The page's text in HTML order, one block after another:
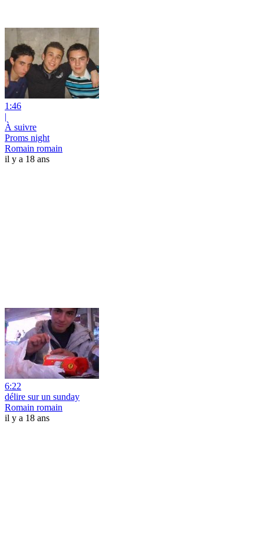
1:46
|
À suivre
Proms night
Romain romain
il y a 18 ans
6:22
délire sur un sunday
Romain romain
il y a 18 ans